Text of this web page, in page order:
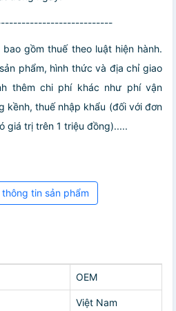
gồm thuế theo luật hiện hành.
phẩm, hình thức và địa chỉ giao
thêm chi phí khác như phí vận
kềnh, thuế nhập khẩu (đối với đơn
giá trị trên 1 triệu đồng).....
tin sản phẩm
OEM
Việt Nam